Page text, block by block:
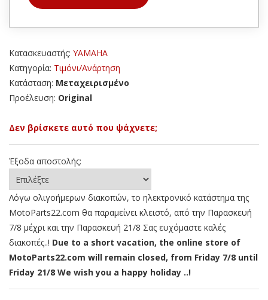
Κατασκευαστής: YAMAHA
Κατηγορία: Τιμόνι/Ανάρτηση
Κατάσταση: Μεταχειρισμένο
Προέλευση: Original
Δεν βρίσκετε αυτό που ψάχνετε;
Έξοδα αποστολής:
Λόγω ολιγοήμερων διακοπών, το ηλεκτρονικό κατάστημα της
MotoParts22.com θα παραμείνει κλειστό, από την Παρασκευή
7/8 μέχρι και την Παρασκευή 21/8 Σας ευχόμαστε καλές
διακοπές..! Due to a short vacation, the online store of
MotoParts22.com will remain closed, from Friday 7/8 until
Friday 21/8 We wish you a happy holiday ..!